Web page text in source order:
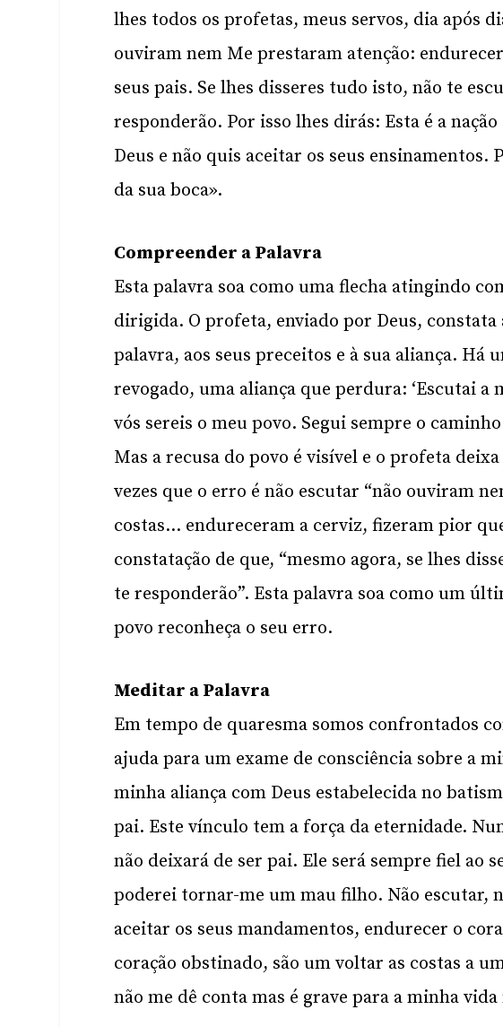
lhes todos os profetas, meus servos, dia após
ouviram nem Me prestaram atenção:
seus pais. Se lhes disseres tudo isto, não te
responderão. Por isso lhes dirás: Esta é a
Deus e não quis aceitar os seus
da sua boca».
Compreender a Palavra
Esta palavra soa como uma flecha atingindo
dirigida. O profeta, enviado por Deus, constata
palavra, aos seus preceitos e à sua aliança. Há
revogado, uma aliança que perdura: ‘Escutai a
vós sereis o meu povo. Segui sempre o
Mas a recusa do povo é visível e o profeta
vezes que o erro é não escutar “não ouviram
costas… endureceram a cerviz, fizeram pior
constatação de que, “mesmo agora, se lhes
te responderão”. Esta palavra soa como um
povo reconheça o seu erro.
Meditar a Palavra
Em tempo de quaresma somos confrontados
ajuda para um exame de consciência sobre a
minha aliança com Deus estabelecida no
pai. Este vínculo tem a força da eternidade.
não deixará de ser pai. Ele será sempre fiel ao
poderei tornar-me um mau filho. Não escutar,
aceitar os seus mandamentos, endurecer o
coração obstinado, são um voltar as costas a
não me dê conta mas é grave para a minha